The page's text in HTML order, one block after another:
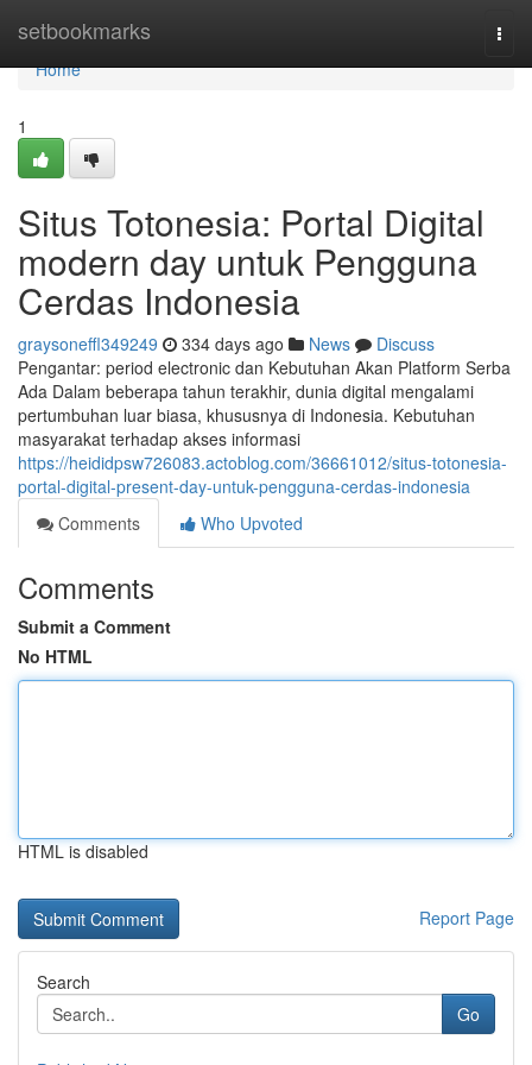
setbookmarks
Home
Home
1
Situs Totonesia: Portal Digital
modern day untuk Pengguna
Cerdas Indonesia
graysoneffl349249 334 days ago News
Discuss
Pengantar: period electronic dan Kebutuhan Akan Platform Serba
Ada Dalam beberapa tahun terakhir, dunia digital mengalami
pertumbuhan luar biasa, khususnya di Indonesia. Kebutuhan
masyarakat terhadap akses informasi
https://heididpsw726083.actoblog.com/36661012/situs-totonesia-
portal-digital-present-day-untuk-pengguna-cerdas-indonesia
Comments
Who Upvoted
Comments
Submit a Comment
No HTML
HTML is disabled
Report Page
Search
Go